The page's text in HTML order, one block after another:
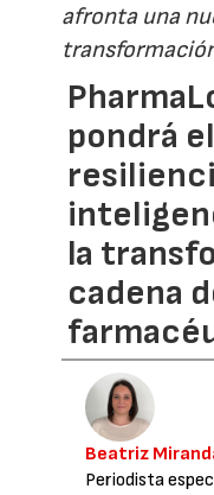
afronta una
pondrá
la
cadena
Beatriz
Periodista